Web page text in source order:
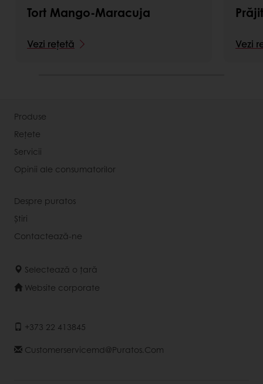
Tort Mango-Maracuja
Vezi rețetă Vezi
Produse
Rețete
Servicii
Opinii ale consumatorilor
Despre puratos
Știri
Contactează-ne
Selectează o țară
Website corporate
+373 22 413845
Customerservicemd@puratos.com